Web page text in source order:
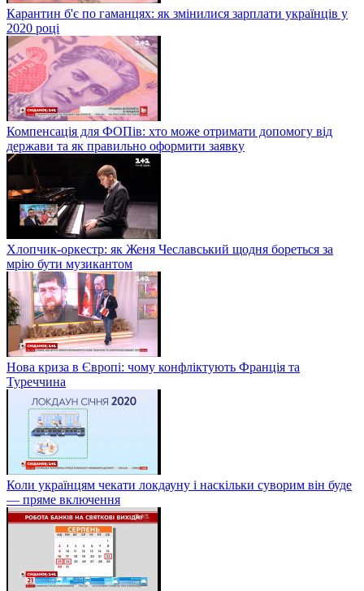
Карантин б'є по гаманцях: як змінилися зарплати українців у
2020 році
Компенсація для ФОПів: хто може отримати допомогу від
держави та як правильно оформити заявку
Хлопчик-оркестр: як Женя Чеславський щодня бореться за
мрію бути музикантом
Нова криза в Європі: чому конфліктують Франція та
Туреччина
Коли українцям чекати локдауну і наскільки суворим він буде
— пряме включення